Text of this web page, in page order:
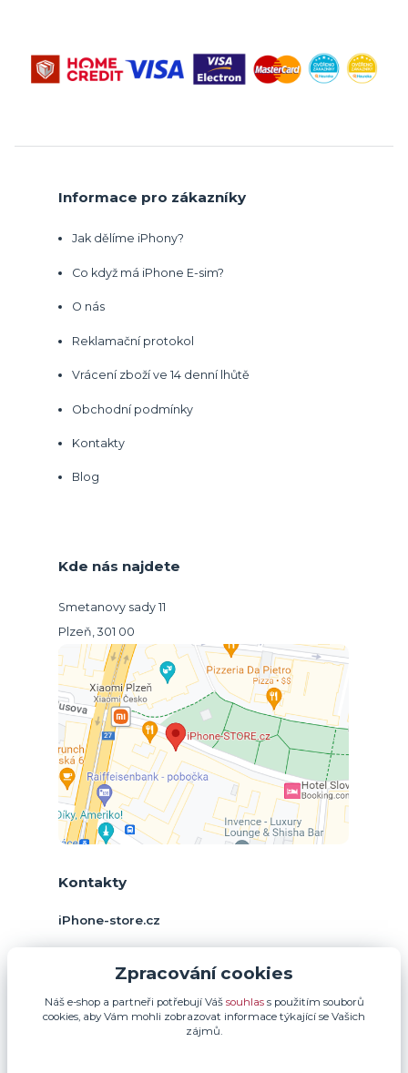
Informace pro zákazníky
Jak dělíme iPhony?
Co když má iPhone E-sim?
O nás
Reklamační protokol
Vrácení zboží ve 14 denní lhůtě
Obchodní podmínky
Kontakty
Blog
Kde nás najdete
Smetanovy sady 11
Plzeň, 301 00
Kontakty
iPhone-store.cz
(Po-Pá, 9-17 hod.)
info@iphone-store.cz
Zpracování cookies
Náš e-shop a partneři potřebují Váš souhlass použitím souborů
cookies, aby Vám mohli zobrazovat informace týkající se Vašich
zájmů.